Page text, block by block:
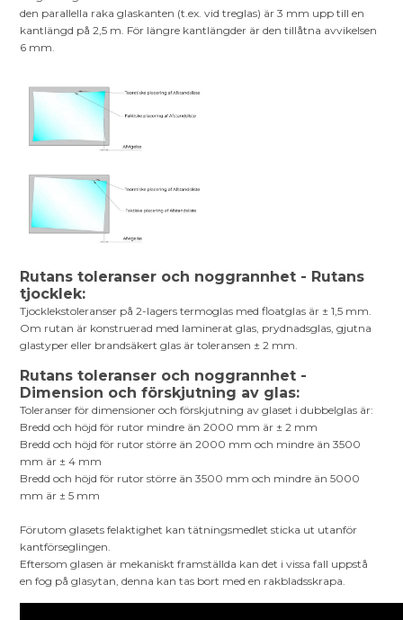
den parallella raka glaskanten (t.ex. vid treglas) är 3 mm upp till en
kantlängd på 2,5 m. För längre kantlängder är den tillåtna avvikelsen
6 mm.
Rutans toleranser och noggrannhet - Rutans
tjocklek:
Tjocklekstoleranser på 2-lagers termoglas med floatglas är ± 1,5 mm.
Om rutan är konstruerad med laminerat glas, prydnadsglas, gjutna
glastyper eller brandsäkert glas är toleransen ± 2 mm.
Rutans toleranser och noggrannhet -
Dimension och förskjutning av glas:
Toleranser för dimensioner och förskjutning av glaset i dubbelglas är:
Bredd och höjd för rutor mindre än 2000 mm är ± 2 mm
Bredd och höjd för rutor större än 2000 mm och mindre än 3500
mm är ± 4 mm
Bredd och höjd för rutor större än 3500 mm och mindre än 5000
mm är ± 5 mm
Förutom glasets felaktighet kan tätningsmedlet sticka ut utanför
kantförseglingen.
Eftersom glasen är mekaniskt framställda kan det i vissa fall uppstå
en fog på glasytan, denna kan tas bort med en rakbladsskrapa.